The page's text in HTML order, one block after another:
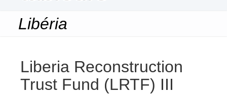
Libéria
Liberia Reconstruction
Trust Fund (LRTF) III